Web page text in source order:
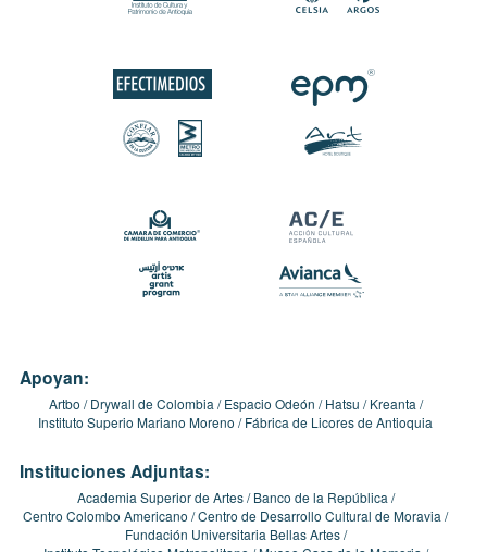
Apoyan:
Artbo Drywall de Colombia Espacio Odeón Hatsu
Kreanta
Instituto Superio Mariano Moreno
Fábrica de Licores de Antioquia
Instituciones Adjuntas:
Academia Superior de Artes
Banco de la República
Centro Colombo Americano Centro de Desarrollo Cultural de Moravia
Fundación Universitaria Bellas Artes